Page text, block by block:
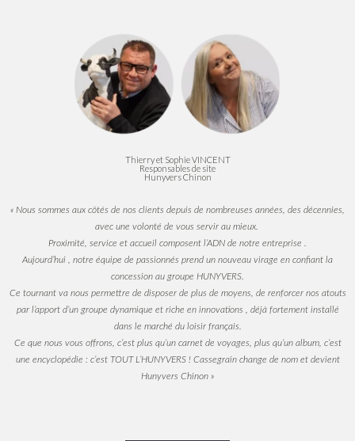
Thierry et Sophie VINCENT
Responsables de site
Hunyvers Chinon
« Nous sommes aux côtés de nos clients depuis de nombreuses années, des décennies,
avec une volonté de vous servir au mieux.
Proximité, service et accueil composent l’ADN de notre entreprise .
Aujourd’hui , notre équipe de passionnés prend un nouveau virage en confiant la
concession au groupe HUNYVERS.
Ce tournant va nous permettre de disposer de plus de moyens, de renforcer nos atouts
par l’apport d’un groupe dynamique et riche en innovations , déjà fortement installé
dans le marché du loisir français.
Ce que nous vous offrons, c’est plus qu’un carnet de voyages, plus qu’un album, c’est
une encyclopédie : c’est TOUT L’HUNYVERS ! Cassegrain change de nom et devient
Hunyvers Chinon »